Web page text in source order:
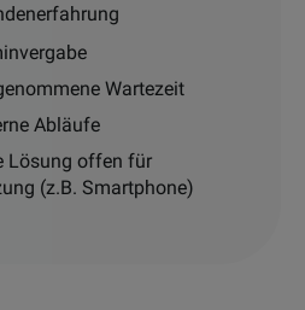
Wartezeit
Abläufe
Lösung offen für
(z.B. Smartphone)